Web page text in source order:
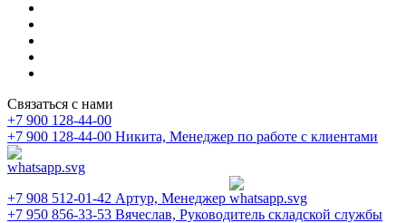
Связаться с нами
+7 900 128-44-00
+7 900 128-44-00 Никита, Менеджер по работе с клиентами
+7 908 512-01-42 Артур, Менеджер
+7 950 856-33-53 Вячеслав, Руководитель складской службы